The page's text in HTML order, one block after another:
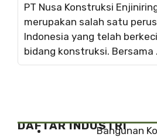
PT Nusa Konstruksi
merupakan salah satu
Indonesia yang telah
bidang konstruksi. Bersama
DAFTAR INDUSTRI
Bangunan